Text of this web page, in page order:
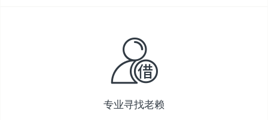
专业寻找老赖